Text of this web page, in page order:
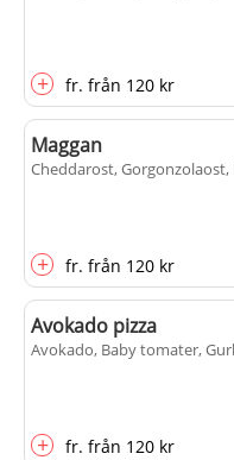
+ fr. från 120 kr
Maggan
Cheddarost, Gorgonzolaost,
+ fr. från 120 kr
Avokado pizza
Avokado, Baby tomater,
+ fr. från 120 kr